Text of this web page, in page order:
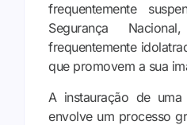
frequentemente
Segurança
frequentemente
que promovem a sua
A instauração de uma
envolve um processo